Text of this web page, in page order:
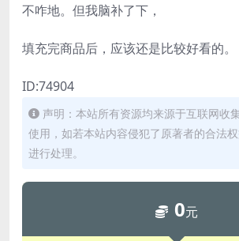
不咋地。但我脑补了下，
填充完商品后，应该还是比较好看的。
ID:74904
声明：本站所有资源均来源于互联网收
使用，如若本站内容侵犯了原著者的合法
进行处理。
0元